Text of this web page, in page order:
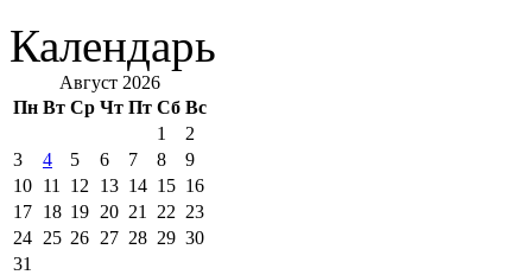
Календарь
Август 2026
Пн Вт Ср Чт Пт Сб Вс
1
2
3
4 5 6 7 8
9
10 11 12 13 14 15 16
17 18 19 20 21 22 23
24 25 26 27 28 29 30
31